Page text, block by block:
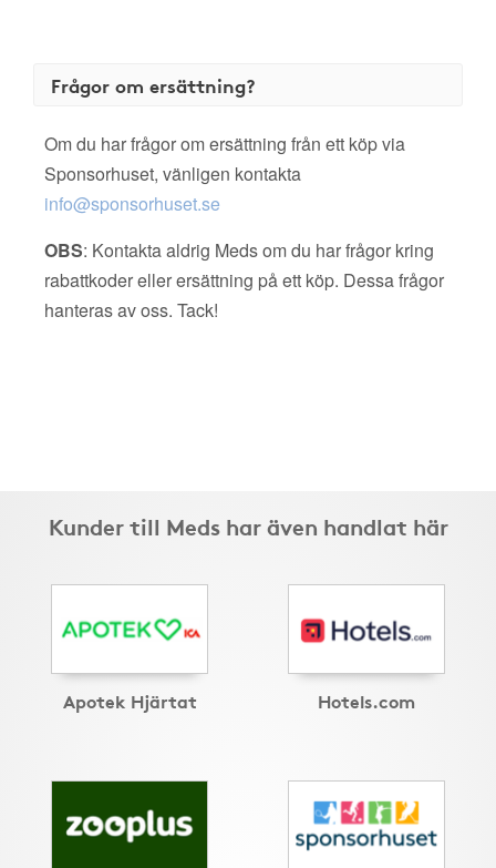
Frågor om ersättning?
Om du har frågor om ersättning från ett köp via
Sponsorhuset, vänligen kontakta
info@sponsorhuset.se
OBS: Kontakta aldrig Meds om du har frågor kring
rabattkoder eller ersättning på ett köp. Dessa frågor
hanteras av oss. Tack!
Kunder till Meds har även handlat här
Apotek Hjärtat Hotels.com